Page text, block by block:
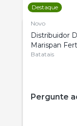
Destaque
Novo
Distribuidor
Marispan
Citrus
Batatais
Pergunte